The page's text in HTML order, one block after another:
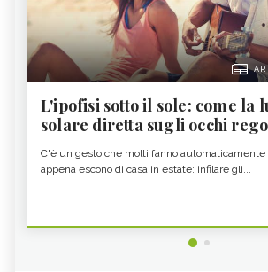
L'ipofisi sotto il sole: come la
solare diretta sugli occhi
C'è un gesto che molti fanno automaticamente
appena escono di casa in estate: infilare gli...